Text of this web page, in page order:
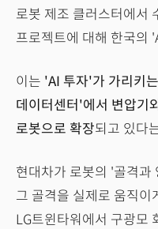
로봇 제조 클러스터에서
프로젝트에 대해 한국의
이는 'AI 투자'가 가리키
데이터센터'에서 변압기
로봇으로 확장되고 있다
현대차가 로봇의 '골격과
그 골격을 실제로 움직이
LG트윈타워에서 구광모